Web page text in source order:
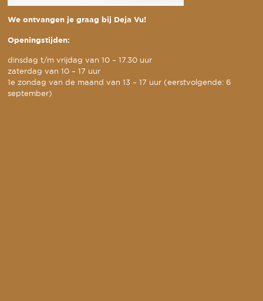
We ontvangen je graag bij Deja Vu!
Openingstijden:
dinsdag t/m vrijdag van 10 – 17.30 uur
zaterdag van 10 – 17 uur
1e zondag van de maand van 13 – 17 uur (eerstvolgende: 6
september)